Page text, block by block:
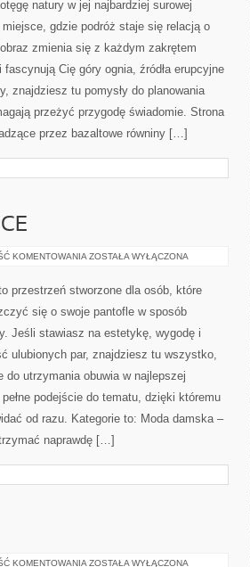
natury w jej najbardziej surowej
miejsce, gdzie podróż staje się relacją o
zmienia się z każdym zakrętem
Cię góry ognia, źródła erupcyjne
znajdziesz tu pomysły do planowania
przeżyć przygodę świadomie. Strona
przez bazaltowe równiny […]
KOMENTOWANIA BUTY
SZTUCE
ZOSTAŁA WYŁĄCZONA
przestrzeń stworzone dla osób, które
się o swoje pantofle w sposób
Jeśli stawiasz na estetykę, wygodę i
ulubionych par, znajdziesz tu wszystko,
do utrzymania obuwia w najlepszej
podejście do tematu, dzięki któremu
od razu. Kategorie to: Moda damska –
naprawdę […]
KOMENTOWANIA HISTORIA
ZOSTAŁA WYŁĄCZONA